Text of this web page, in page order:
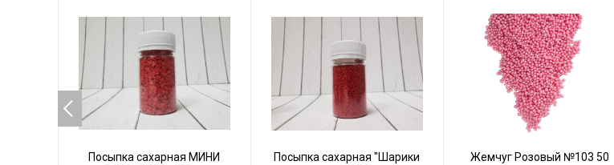
Посыпка сахарная МИНИ
Посыпка сахарная "Шарики
Жемчуг Розовый №103 50